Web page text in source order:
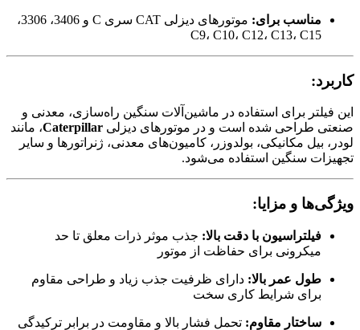
مناسب برای:
موتورهای دیزلی CAT سری C و 3406، 3306،
C9، C10، C12، C13، C15
کاربرد:
این فیلتر برای استفاده در ماشین‌آلات سنگین راه‌سازی، معدنی و
صنعتی طراحی شده است و در موتورهای دیزلی Caterpillar، مانند
لودر، بیل مکانیکی، بولدوزر، کامیون‌های معدنی، ژنراتورها و سایر
تجهیزات سنگین استفاده می‌شود.
ویژگی‌ها و مزایا:
فیلتراسیون با دقت بالا: جذب موثر ذرات معلق تا حد
میکرونی برای حفاظت از موتور
طول عمر بالا: دارای ظرفیت جذب زیاد و طراحی مقاوم
برای شرایط کاری سخت
ساختار مقاوم: تحمل فشار بالا و مقاومت در برابر ترکیدگی